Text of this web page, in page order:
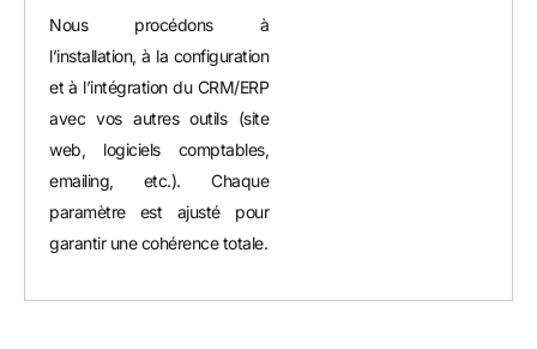
Nous procédons à
l’installation, à la configuration
et à l’intégration du CRM/ERP
avec vos autres outils (site
web, logiciels comptables,
emailing, etc.). Chaque
paramètre est ajusté pour
garantir une cohérence totale.